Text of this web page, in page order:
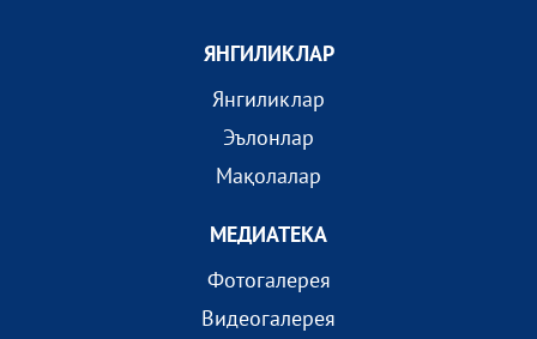
ЯНГИЛИКЛАР
Янгиликлар
Эълонлар
Мақолалар
МEДИАТEКА
Фотогалерея
Видеогалерея